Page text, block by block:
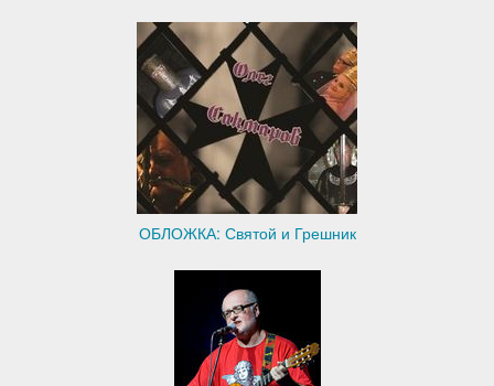
ОБЛОЖКА: Святой и Грешник